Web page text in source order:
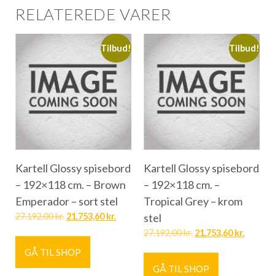
RELATEREDE VARER
Tilbud!
Kartell Glossy spisebord
– 192×118 cm. – Brown
Emperador – sort stel
27.192,00kr. 21.753,60kr.
GÅ TIL SHOP
Tilbud!
Kartell Glossy spisebord
– 192×118 cm. –
Tropical Grey – krom
stel
27.192,00kr. 21.753,60kr.
GÅ TIL SHOP